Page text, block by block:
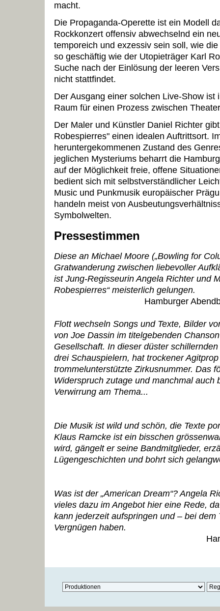
macht.
Die Propaganda-Operette ist ein Modell
Rockkonzert offensiv abwechselnd ein
temporeich und exzessiv sein soll, wie
so geschäftig wie der Utopieträger Karl
Suche nach der Einlösung der leeren
nicht stattfindet.
Der Ausgang einer solchen Live-Show
Raum für einen Prozess zwischen
Der Maler und Künstler Daniel Richter
Robespierres" einen idealen Auftrittsort.
heruntergekommenen Zustand des
jeglichen Mysteriums beharrt die
auf der Möglichkeit freie, offene
bedient sich mit selbstverständlicher
Music und Punkmusik europäischer
handeln meist von
Symbolwelten.
Pressestimmen
Diese an Michael Moore („Bowling for
Gratwanderung zwischen liebevoller
ist Jung-Regisseurin Angela Richter und
Robespierres“ meisterlich gelungen.
Hamburger
Flott wechseln Songs und Texte, Bilder
von Joe Dassin im titelgebenden
Gesellschaft. In dieser düster
drei Schauspielern, hat trockener
trommelunterstützte Zirkusnummer. Das
Widerspruch zutage und manchmal auch
Verwirrung am Thema...
Die Musik ist wild und schön, die Texte
Klaus Ramcke ist ein bisschen
wird, gängelt er seine Bandmitglieder,
Lügengeschichten und bohrt sich
Was ist der „American Dream“? Angela
vieles dazu im Angebot hier eine Rede,
kann jederzeit aufspringen und – bei
Vergnügen haben.